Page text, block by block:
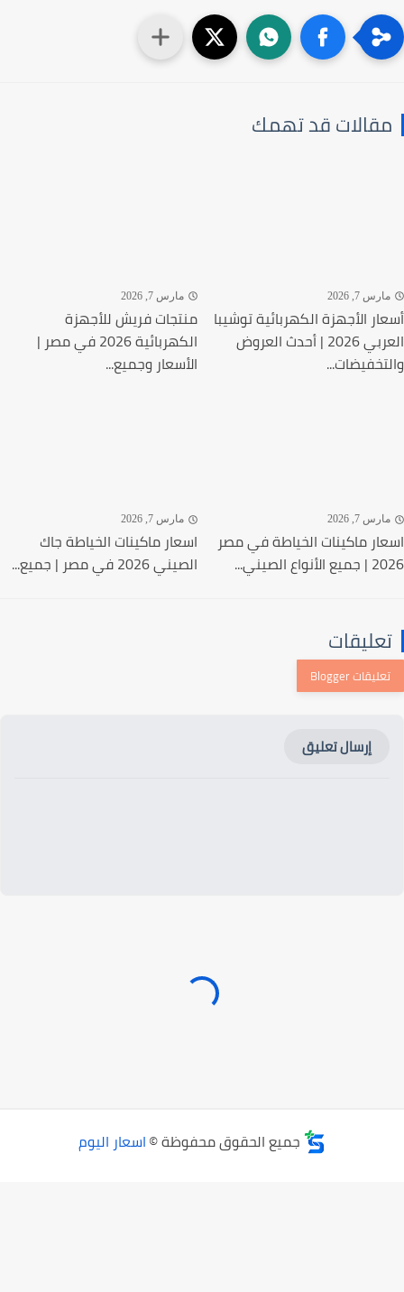
قد تهمك
7, 2026
الأجهزة الكهربائية توشيبا
العربي 2026 | أحدث العروض
مارس 7, 2026
منتجات فريش للأجهزة
الكهربائية 2026 في مصر |
الأسعار وجميع...
7, 2026
ماكينات الخياطة في مصر
الصيني...
مارس 7, 2026
اسعار ماكينات الخياطة جاك
الصيني 2026 في مصر | جميع...
إرسال تعليق
جميع الحقوق محفوظة ©اسعار اليوم